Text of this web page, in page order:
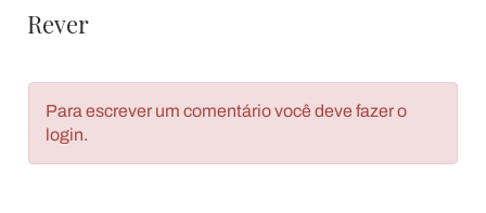
Rever
Para escrever um comentário você deve fazer o
login.